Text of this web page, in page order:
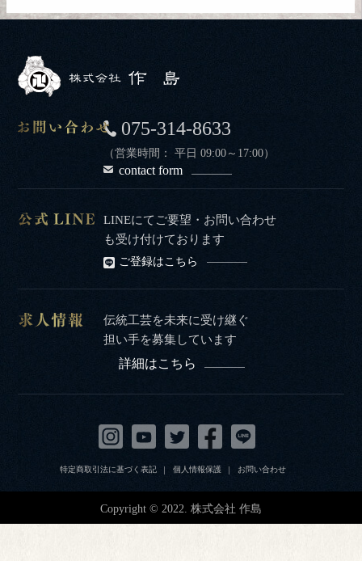
075-314-8633
（営業時間： 平日 09:00～17:00）
contact form
LINEにてご要望・お問い合わせ
も受け付けております
ご登録はこちら
伝統工芸を未来に受け継ぐ
担い手を募集しています
詳細はこちら
特定商取引法に基づく表記 個人情報保護 お問い合わせ
Copyright © 2022. 株式会社 作島